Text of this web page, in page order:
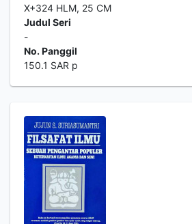
X+324 HLM, 25 CM
Judul Seri
-
No. Panggil
150.1 SAR p